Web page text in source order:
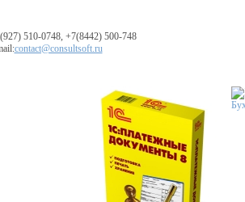
510-0748, +7(8442) 500-748
contact@consultsoft.ru